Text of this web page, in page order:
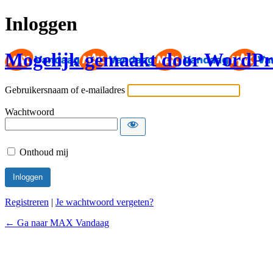
Inloggen
Mogelijk gemaakt door
Gebruikersnaam of e-mailadres
Wachtwoord
Onthoud mij
Registreren | Je wachtwoord vergeten?
← Ga naar MAX Vandaag